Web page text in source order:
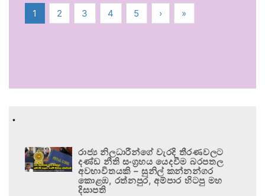
1 2 3 4 5 › »
.
රාජ්‍ය නිලධාරීන්ගේ වැරදි තීරණවලට
දණ්ඩ නීති සංග්‍රහය යෙදවීම බරපතල
අවභාවිතයකි – සුනිල් කන්නන්ගර
කොළඹ, රත්නපුර, අම්පාර හිටපු මහ
දිසාපති